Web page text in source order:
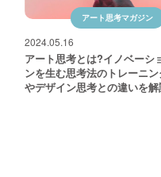
アート思考マガジン
2024.05.16
アート思考とは?イノベーシ
ンを生む思考法のトレーニ
やデザイン思考との違いを